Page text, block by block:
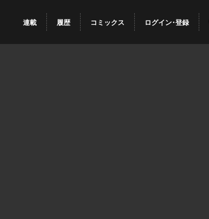
連載 履歴 コミックス ログイン･登録